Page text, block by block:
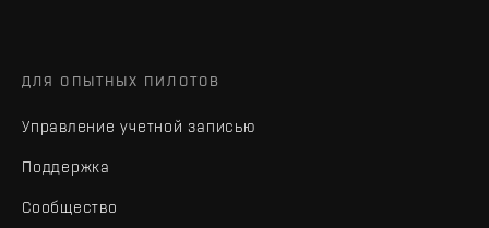
ДЛЯ ОПЫТНЫХ ПИЛОТОВ
Управление учетной записью
Поддержка
Сообщество